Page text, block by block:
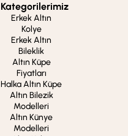
Kategorilerimiz
Erkek Altın
Kolye
Erkek Altın
Bileklik
Altın Küpe
Fiyatları
Halka Altın Küpe
Altın Bilezik
Modelleri
Altın Künye
Modelleri